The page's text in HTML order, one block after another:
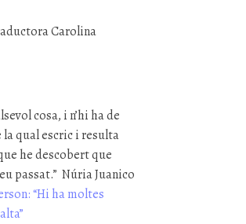
Carolina
cosa, i n’hi ha de
la qual escric i resulta
he descobert que
passat.” Núria Juanico
“Hi ha moltes